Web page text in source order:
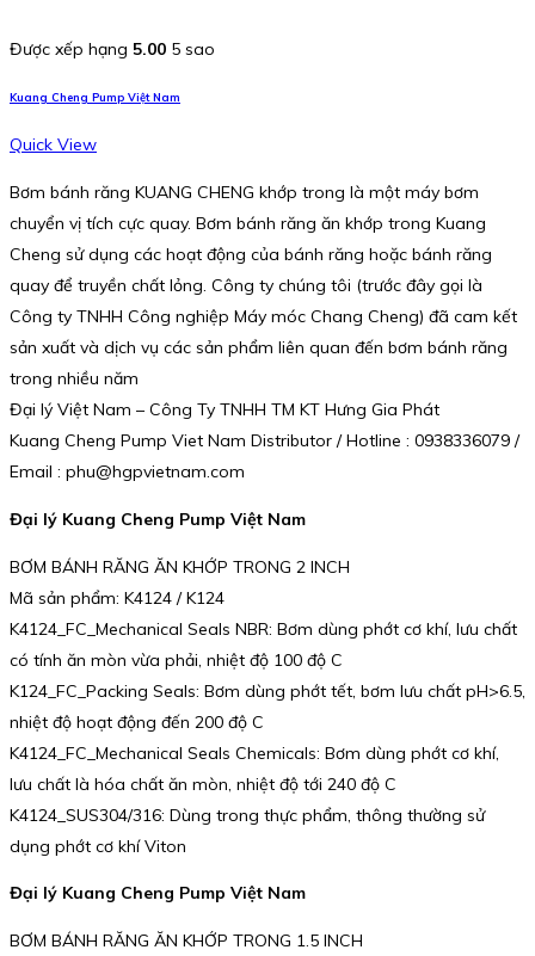
Được xếp hạng 5.00 5 sao
Kuang Cheng Pump Việt Nam
Quick View
Bơm bánh răng KUANG CHENG khớp trong là một máy bơm
chuyển vị tích cực quay. Bơm bánh răng ăn khớp trong Kuang
Cheng sử dụng các hoạt động của bánh răng hoặc bánh răng
quay để truyền chất lỏng. Công ty chúng tôi (trước đây gọi là
Công ty TNHH Công nghiệp Máy móc Chang Cheng) đã cam kết
sản xuất và dịch vụ các sản phẩm liên quan đến bơm bánh răng
trong nhiều năm
Đại lý Việt Nam – Công Ty TNHH TM KT Hưng Gia Phát
Kuang Cheng Pump Viet Nam Distributor / Hotline : 0938336079 /
Email : phu@hgpvietnam.com
Đại lý Kuang Cheng Pump Việt Nam
BƠM BÁNH RĂNG ĂN KHỚP TRONG 2 INCH
Mã sản phẩm: K4124 / K124
K4124_FC_Mechanical Seals NBR: Bơm dùng phớt cơ khí, lưu chất
có tính ăn mòn vừa phải, nhiệt độ 100 độ C
K124_FC_Packing Seals: Bơm dùng phớt tết, bơm lưu chất pH>6.5,
nhiệt độ hoạt động đến 200 độ C
K4124_FC_Mechanical Seals Chemicals: Bơm dùng phớt cơ khí,
lưu chất là hóa chất ăn mòn, nhiệt độ tới 240 độ C
K4124_SUS304/316: Dùng trong thực phẩm, thông thường sử
dụng phớt cơ khí Viton
Đại lý Kuang Cheng Pump Việt Nam
BƠM BÁNH RĂNG ĂN KHỚP TRONG 1.5 INCH